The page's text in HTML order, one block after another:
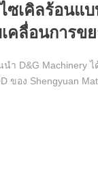
ซเคิลร้อนแ
คลื่อนการข
-มาเก๊าอย่าง
า D&G Machinery ไ
ของ Shengyuan